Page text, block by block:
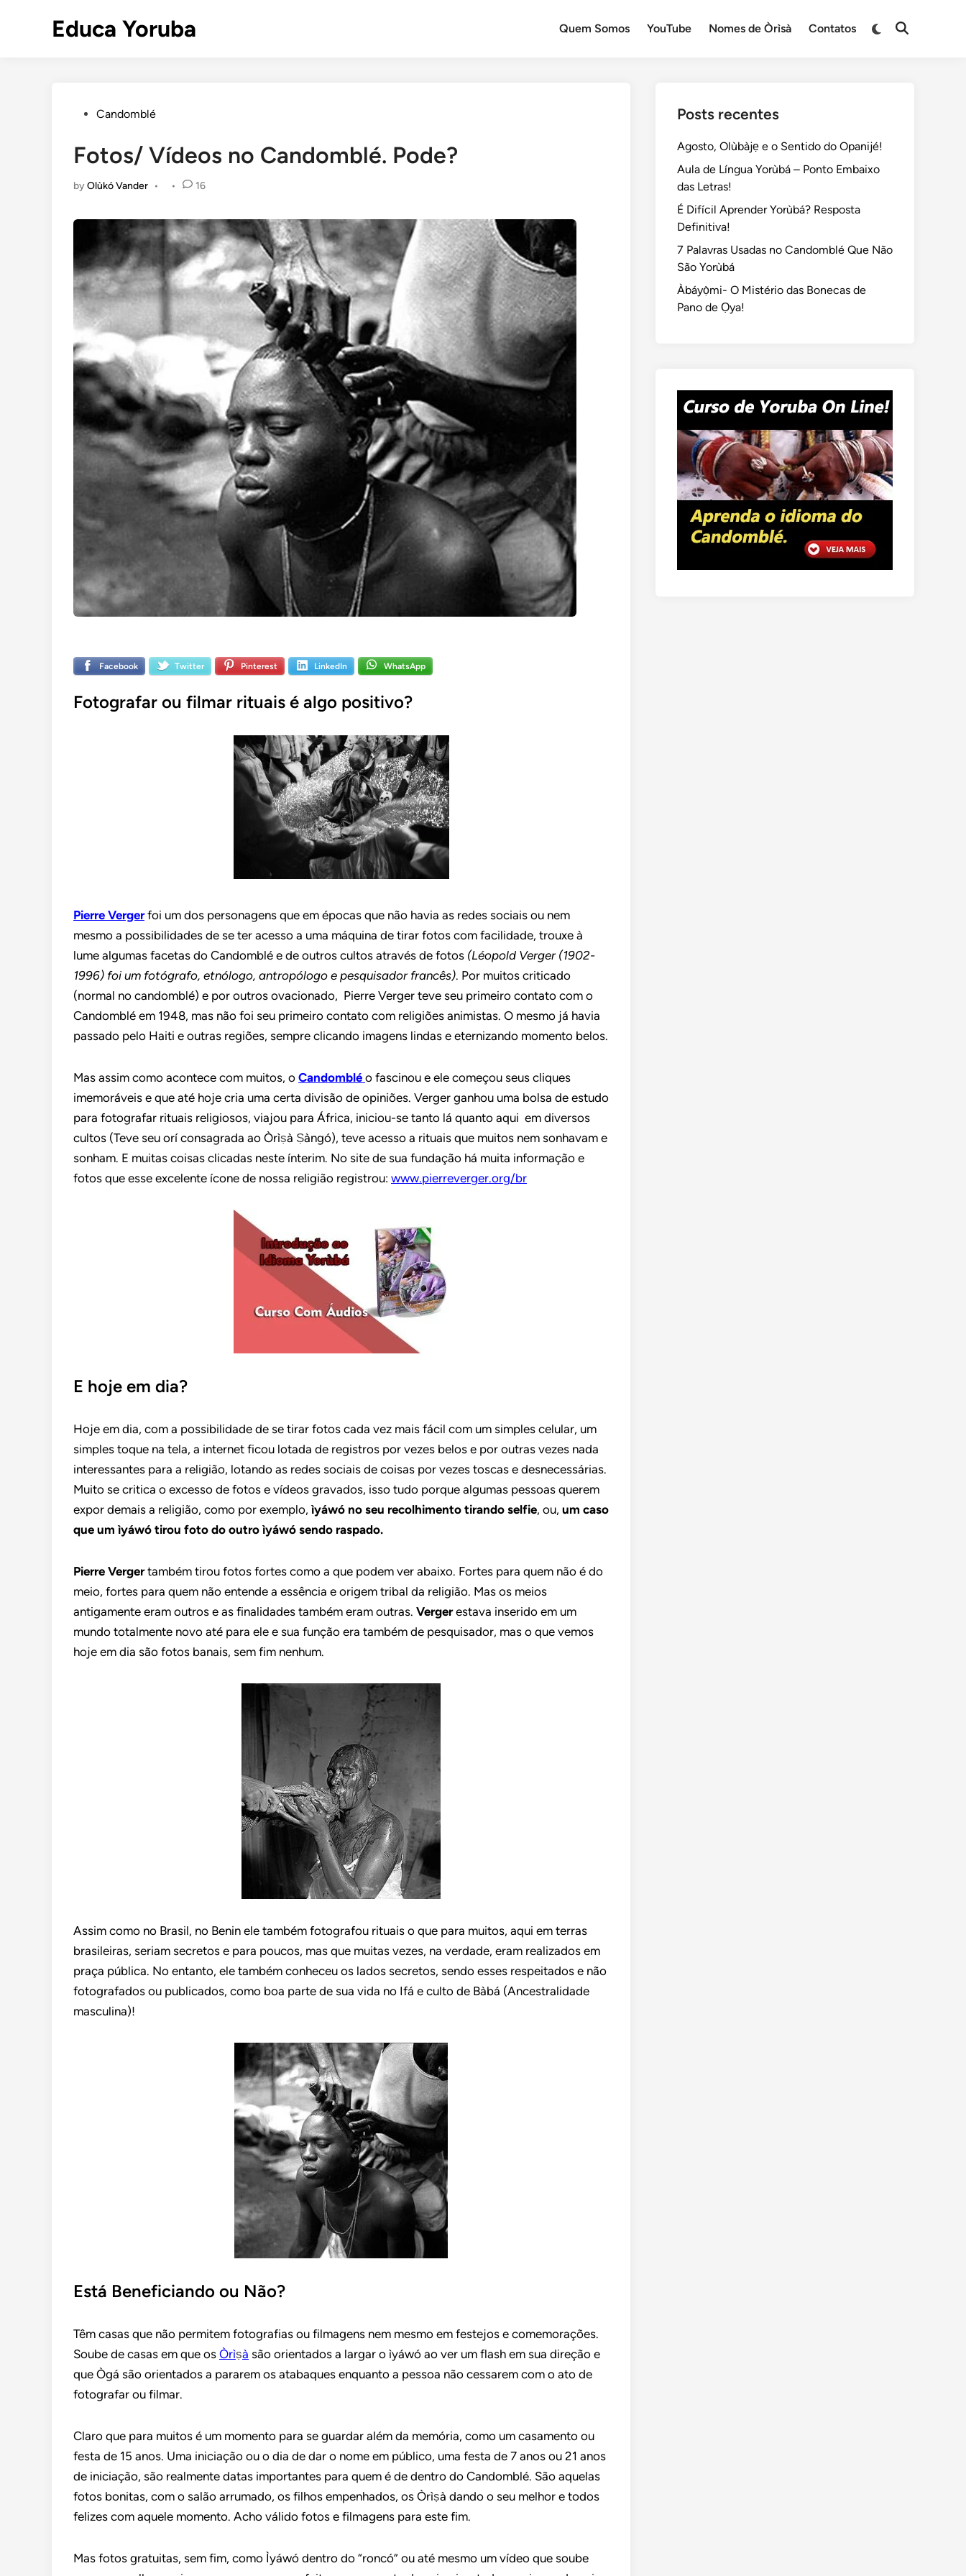
Educa Yoruba Quem Somos YouTube Nomes de Òrìsà Contatos
Switch
Open
PostedCandomblé
Fotos/ Vídeos no Candomblé. Pode?
byOlùkó Vander • • 16
Facebook Twitter Pinterest LinkedIn WhatsApp
Fotografar ou filmar rituais é algo positivo?
Pierre Vergerfoi um dos personagens que em épocas que não havia as redes sociais ou nem
mesmo a possibilidades de se ter acesso a uma máquina de tirar fotos com facilidade, trouxe à
lume algumas facetas do Candomblé e de outros cultos através de fotos (Léopold Verger (1902-
1996) foi um fotógrafo, etnólogo, antropólogo e pesquisador francês). Por muitos criticado
(normal no candomblé) e por outros ovacionado, Pierre Verger teve seu primeiro contato com o
Candomblé em 1948, mas não foi seu primeiro contato com religiões animistas. O mesmo já havia
passado pelo Haiti e outras regiões, sempre clicando imagens lindas e eternizando momento belos.
Mas assim como acontece com muitos, o Candomblé o fascinou e ele começou seus cliques
imemoráveis e que até hoje cria uma certa divisão de opiniões. Verger ganhou uma bolsa de estudo
para fotografar rituais religiosos, viajou para África, iniciou-se tanto lá quanto aqui em diversos
cultos (Teve seu orí consagrada ao Òrìṣà Ṣàngó), teve acesso a rituais que muitos nem sonhavam e
sonham. E muitas coisas clicadas neste ínterim. No site de sua fundação há muita informação e
fotos que esse excelente ícone de nossa religião registrou: www.pierreverger.org/br
E hoje em dia?
Hoje em dia, com a possibilidade de se tirar fotos cada vez mais fácil com um simples celular, um
simples toque na tela, a internet ficou lotada de registros por vezes belos e por outras vezes nada
interessantes para a religião, lotando as redes sociais de coisas por vezes toscas e desnecessárias.
Muito se critica o excesso de fotos e vídeos gravados, isso tudo porque algumas pessoas querem
expor demais a religião, como por exemplo, ìyáwó no seu recolhimento tirando selfie, ou, um caso
que um ìyáwó tirou foto do outro ìyáwó sendo raspado.
Pierre Vergertambém tirou fotos fortes como a que podem ver abaixo. Fortes para quem não é do
meio, fortes para quem não entende a essência e origem tribal da religião. Mas os meios
antigamente eram outros e as finalidades também eram outras. Vergerestava inserido em um
mundo totalmente novo até para ele e sua função era também de pesquisador, mas o que vemos
hoje em dia são fotos banais, sem fim nenhum.
Assim como no Brasil, no Benin ele também fotografou rituais o que para muitos, aqui em terras
brasileiras, seriam secretos e para poucos, mas que muitas vezes, na verdade, eram realizados em
praça pública. No entanto, ele também conheceu os lados secretos, sendo esses respeitados e não
fotografados ou publicados, como boa parte de sua vida no Ifá e culto de Bàbá (Ancestralidade
masculina)!
Está Beneficiando ou Não?
Têm casas que não permitem fotografias ou filmagens nem mesmo em festejos e comemorações.
Soube de casas em que os Òrìṣà são orientados a largar o ìyáwó ao ver um flash em sua direção e
que Ògá são orientados a pararem os atabaques enquanto a pessoa não cessarem com o ato de
fotografar ou filmar.
Claro que para muitos é um momento para se guardar além da memória, como um casamento ou
festa de 15 anos. Uma iniciação ou o dia de dar o nome em público, uma festa de 7 anos ou 21 anos
de iniciação, são realmente datas importantes para quem é de dentro do Candomblé. São aquelas
fotos bonitas, com o salão arrumado, os filhos empenhados, os Òrìṣà dando o seu melhor e todos
felizes com aquele momento. Acho válido fotos e filmagens para este fim.
Mas fotos gratuitas, sem fim, como Ìyáwó dentro do “roncó” ou até mesmo um vídeo que soube
Posts recentes
Agosto, Olùbàjẹ e o Sentido do Opanijé!
Aula de Língua Yorùbá – Ponto Embaixo
das Letras!
É Difícil Aprender Yorùbá? Resposta
Definitiva!
7 Palavras Usadas no Candomblé Que Não
São Yorùbá
Àbáyọ̀mi- O Mistério das Bonecas de
Pano de Ọya!